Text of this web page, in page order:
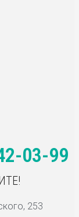
03-99
253